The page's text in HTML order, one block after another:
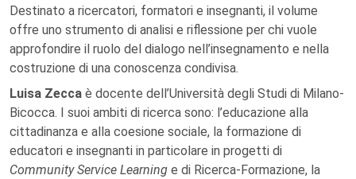
Destinato a ricercatori, formatori e insegnanti, il volume
offre uno strumento di analisi e riflessione per chi vuole
approfondire il ruolo del dialogo nell’insegnamento e nella
costruzione di una conoscenza condivisa.
Luisa Zecca è docente dell’Università degli Studi di Milano-
Bicocca. I suoi ambiti di ricerca sono: l’educazione alla
cittadinanza e alla coesione sociale, la formazione di
educatori e insegnanti in particolare in progetti di
Community Service Learning e di Ricerca-Formazione, la